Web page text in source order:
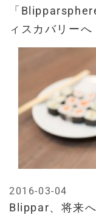
「
ィスカバリーへ
Blippar、将来
2016-03-04